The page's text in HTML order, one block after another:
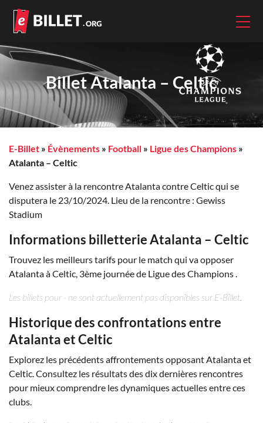
Billet Atalanta – Celtic
E-Billet » Évènements » Football » Ligue des Champions »
Atalanta – Celtic
Venez assister à la rencontre Atalanta contre Celtic qui se
disputera le 23/10/2024. Lieu de la rencontre : Gewiss
Stadium
Informations billetterie Atalanta – Celtic
Trouvez les meilleurs tarifs pour le match qui va opposer
Atalanta à Celtic, 3ème journée de Ligue des Champions .
Les billets pour - ne sont actuellement pas disponibles sur E-Billet.
Historique des confrontations entre
Atalanta et Celtic
Explorez les précédents affrontements opposant Atalanta et
Celtic. Consultez les résultats des dix dernières rencontres
pour mieux comprendre les dynamiques actuelles entre ces
clubs.